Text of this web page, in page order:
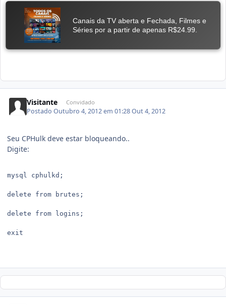
Visitante Convidado
PostadoOutubro 4, 2012 em 01:28Out 4, 2012
Seu CPHulk deve estar bloqueando..
Digite:
mysql cphulkd;
delete from brutes;
delete from logins;
exit